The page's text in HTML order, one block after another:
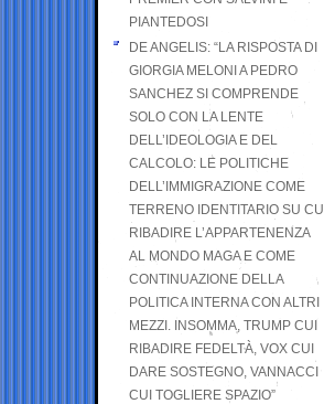
PIANTEDOSI
DE ANGELIS: “LA RISPOSTA DI
GIORGIA MELONI A PEDRO
SANCHEZ SI COMPRENDE
SOLO CON LA LENTE
DELL’IDEOLOGIA E DEL
CALCOLO: LE POLITICHE
DELL’IMMIGRAZIONE COME
TERRENO IDENTITARIO SU CUI
RIBADIRE L’APPARTENENZA
AL MONDO MAGA E COME
CONTINUAZIONE DELLA
POLITICA INTERNA CON ALTRI
MEZZI. INSOMMA, TRUMP CUI
RIBADIRE FEDELTÀ, VOX CUI
DARE SOSTEGNO, VANNACCI
CUI TOGLIERE SPAZIO”